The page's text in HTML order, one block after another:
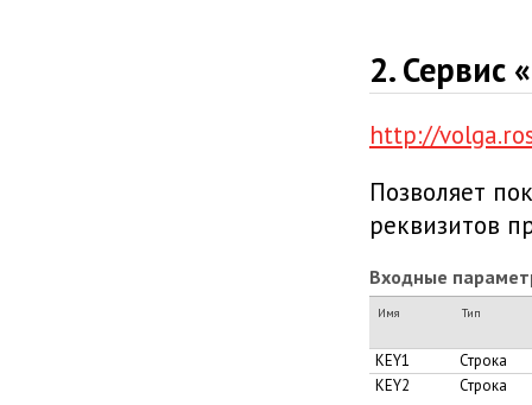
2. Сервис
http://
Позволяет
реквизитов
Входные
Имя Тип
KEY1
Строка
KEY2
Строка